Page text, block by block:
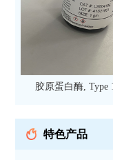
胶原蛋白酶, Type
特色产品